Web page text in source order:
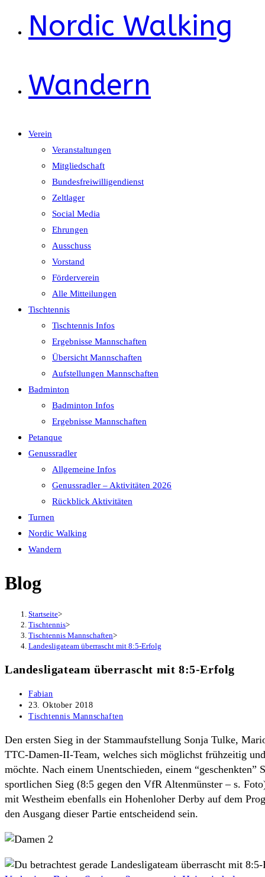
Nordic Walking
Wandern
Verein
Veranstaltungen
Mitgliedschaft
Bundesfreiwilligendienst
Zeltlager
Social Media
Ehrungen
Ausschuss
Vorstand
Förderverein
Alle Mitteilungen
Tischtennis
Tischtennis Infos
Ergebnisse Mannschaften
Übersicht Mannschaften
Aufstellungen Mannschaften
Badminton
Badminton Infos
Ergebnisse Mannschaften
Petanque
Genussradler
Allgemeine Infos
Genussradler – Aktivitäten 2026
Rückblick Aktivitäten
Turnen
Nordic Walking
Wandern
Blog
Startseite>
Tischtennis>
Tischtennis Mannschaften>
Landesligateam überrascht mit 8:5-Erfolg
Landesligateam überrascht mit 8:5-Erfolg
Beitrags-
Autor:
Fabian
Beitrag
veröffentlicht:
23. Oktober 2018
Beitrags-
Tischtennis Mannschaften
Den ersten Sieg in der Stammaufstellung Sonja Tulke,
TTC-Damen-II-Team, welches sich möglichst frühzeitig
möchte. Nach einem Unentschieden, einem
sportlichen Sieg (8:5 gegen den VfR Altenmünster – s.
mit Westheim ebenfalls ein Hohenloher Derby auf dem
den Ausgang dieser Partie entscheidend sein.